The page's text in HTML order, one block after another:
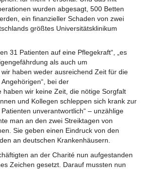
wurden abgesagt, 500 Betten
ein finanzieller Schaden von zwei
größtes Universitätsklinikum
31 Patienten auf eine Pflegekraft“, „es
als auch um
haben weder ausreichend Zeit für die
bei der
haben wir keine Zeit, die nötige Sorgfalt
und Kollegen schleppen sich krank zur
unverantwortlich“ – unzählige
man an den zwei Streiktagen von
Sie geben einen Eindruck von den
an deutschen Krankenhäusern.
an der Charité nun aufgestanden
Zeichen gesetzt. Darauf mussten nun